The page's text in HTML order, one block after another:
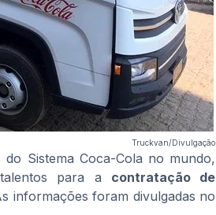
Truckvan/Divulgação
Sistema Coca-Cola no mundo,
para a contratação de
informações foram divulgadas no